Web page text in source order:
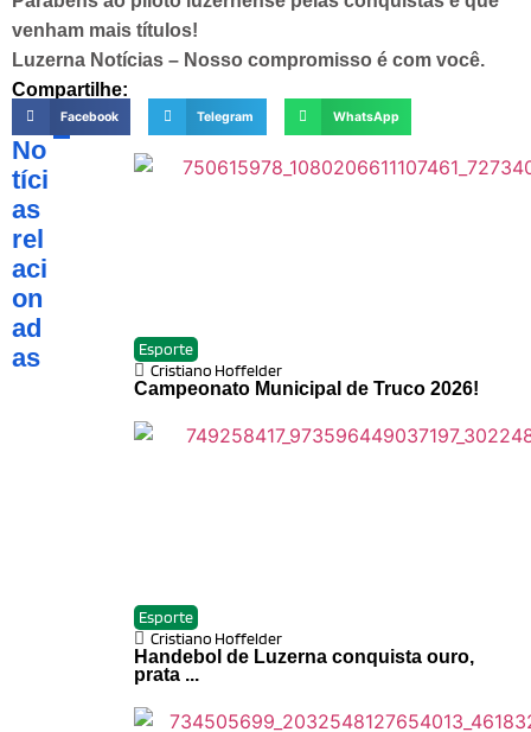
venham mais títulos!
Luzerna Notícias – Nosso compromisso é com você.
Compartilhe:
Facebook Telegram WhatsApp
No
tíci
as
rel
aci
on
ad
as
Esporte
Cristiano Hoffelder
Campeonato Municipal de Truco 2026!
Esporte
Cristiano Hoffelder
Handebol de Luzerna conquista ouro,
prata ...